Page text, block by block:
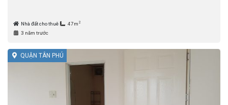
Nhà đất cho thuê 47m 2
3 năm trước
QUẬN TÂN PHÚ